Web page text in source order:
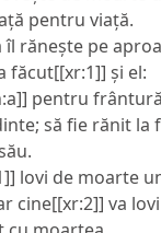
pentru viață.
îl rănește pe
făcut[[xr:1]] și el:
pentru
să fie rănit la
lovi de moarte
cine[[xr:2]] va